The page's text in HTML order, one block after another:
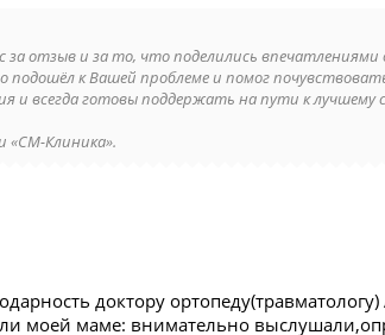
за отзыв и за то, что поделились
к Вашей проблеме и помог
и всегда готовы поддержать на пути к лучшему
«СМ-Клиника».
доктору
моей маме: внимательно